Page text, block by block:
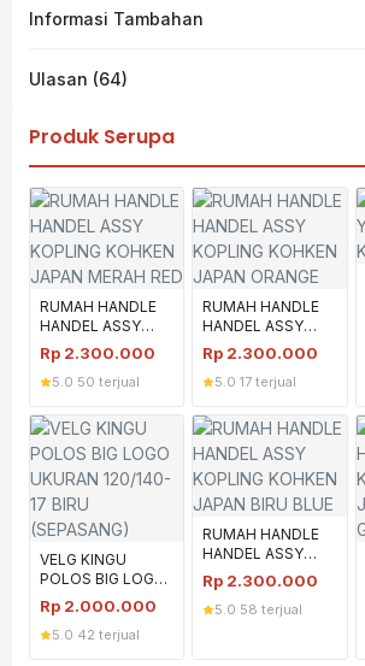
Informasi Tambahan
Ulasan (64)
Produk Serupa
RUMAH HANDLE
HANDEL ASSY
KOPLING KOHKEN
JAPAN MERAH
RED
Rp 2.300.000
5.0 50 terjual
RUMAH HANDLE
HANDEL ASSY
KOPLING KOHKEN
JAPAN ORANGE
Rp 2.300.000
5.0 ·17 terjual
VELG KINGU
POLOS BIG LOGO
UKURAN 120/140-
17 BIRU
(SEPASANG)
Rp 2.000.000
5.0 42 terjual
RUMAH HANDLE
HANDEL ASSY
KOPLING KOHKEN
JAPAN BIRU BLUE
Rp 2.300.000
5.0 58 terjual